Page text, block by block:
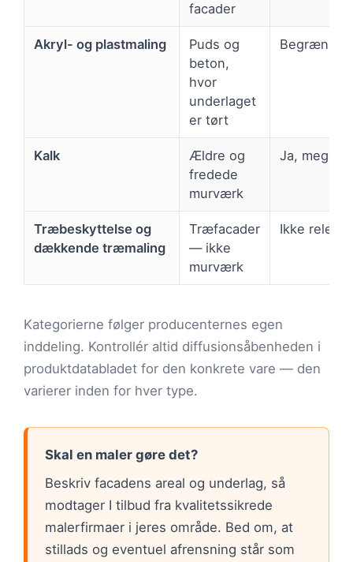
facader
Akryl- og plastmaling
Puds og
beton,
hvor
underlaget
er tørt
Begrænset
Kalk
Ældre og
fredede
murværk
Ja, meget
Træbeskyttelse og
dækkende træmaling
Træfacader
— ikke
murværk
Ikke
Kategorierne følger producenternes egen
inddeling. Kontrollér altid diffusionsåbenheden i
produktdatabladet for den konkrete vare — den
varierer inden for hver type.
Skal en maler gøre det?
Beskriv facadens areal og underlag, så
modtager I tilbud fra kvalitetssikrede
malerfirmaer i jeres område. Bed om, at
stillads og eventuel afrensning står som